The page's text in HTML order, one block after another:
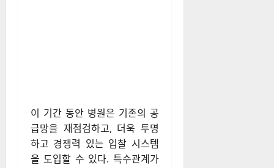
이 기간 동안 병원은 기존의 공
급망을 재점검하고, 더욱 투명
하고 경쟁력 있는 입찰 시스템
을 도입할 수 있다. 특수관계가